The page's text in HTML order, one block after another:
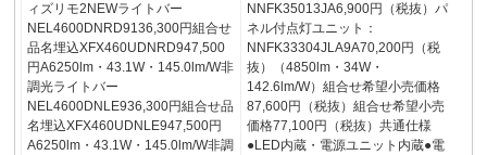
ィズリモ2NEWライトバー
NEL4600DNRD9136,300円組合せ
品名埋込XFX460UDNRD947,500
円A6250lm・43.1W・145.0lm/W非
調光ライトバー
NEL4600DNLE936,300円組合せ品
名埋込XFX460UDNLE947,500円
A6250lm・43.1W・145.0lm/W非調
NNFK35013JA6,900円（税抜）パ
ネル付点灯ユニット：
NNFK33304JLA9A70,200円（税
抜）（4850lm・34W・
142.6lm/W）組合せ希望小売価格
87,600円（税抜）組合せ希望小売
価格77,100円（税抜）共通仕様
●LED内蔵・電源ユニット内蔵●電